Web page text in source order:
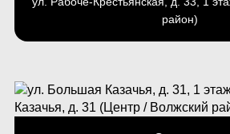
район)